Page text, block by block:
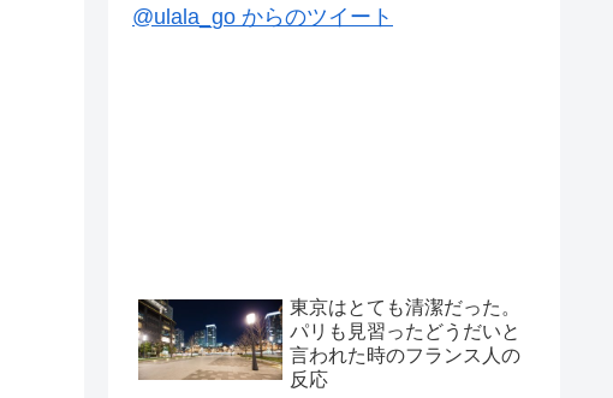
@ulala_go からのツイート
東京はとても清潔だった。
パリも見習ったどうだいと
言われた時のフランス人の
反応